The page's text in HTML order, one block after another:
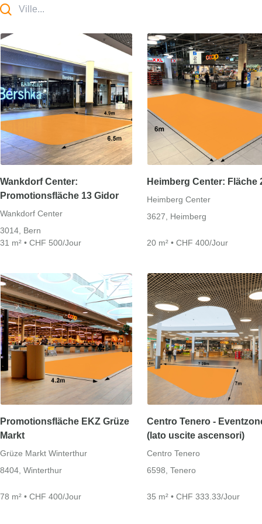
Wankdorf Center:
Promotionsfläche 13 Gidor
Wankdorf Center
3014, Bern
31 m² • CHF 500/Jour
Heimberg Center: Fläche
Heimberg Center
3627, Heimberg
20 m² • CHF 400/Jour
Promotionsfläche EKZ Grüze
Markt
Grüze Markt Winterthur
8404, Winterthur
78 m² • CHF 400/Jour
Centro Tenero -
(lato uscite ascensori)
Centro Tenero
6598, Tenero
35 m² • CHF 333.33/Jour